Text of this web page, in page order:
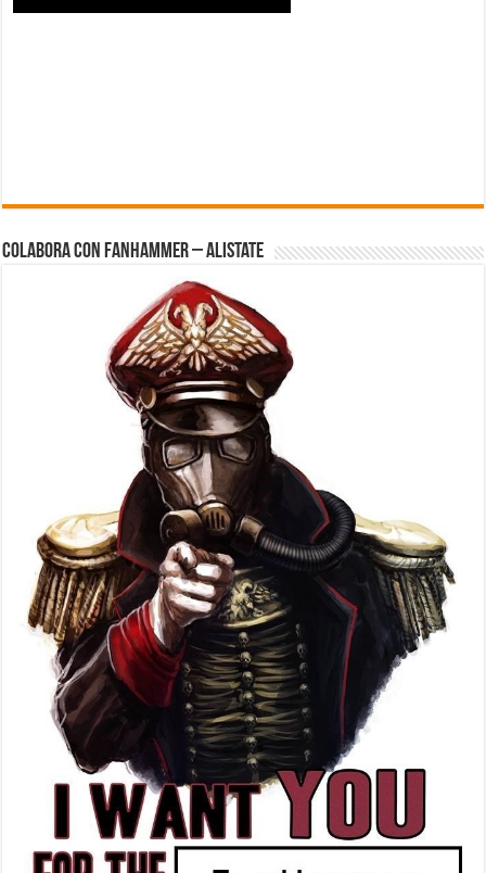
Colabora con FanHammer – Alistate